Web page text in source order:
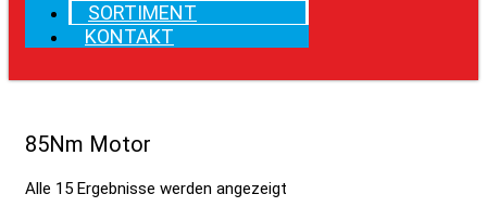
SORTIMENT
KONTAKT
85Nm Motor
Alle 15 Ergebnisse werden angezeigt